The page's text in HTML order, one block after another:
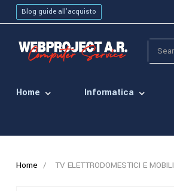
Blog guide all'acquisto
Home Informatica
Home TV ELETTRODOMESTICI E